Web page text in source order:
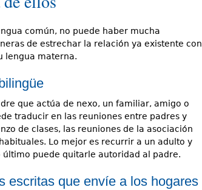
común, no puede haber mucha
de estrechar la relación ya existente con
lengua materna.
que actúa de nexo, un familiar, amigo o
traducir en las reuniones entre padres y
de clases, las reuniones de la asociación
Lo mejor es recurrir a un adulto y
puede quitarle autoridad al padre.
escritas que envíe a los hogares